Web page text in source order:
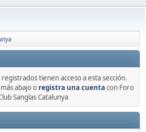
tienen acceso a esta sección.
abajo o registra una cuenta con Foro
Sanglas Catalunya